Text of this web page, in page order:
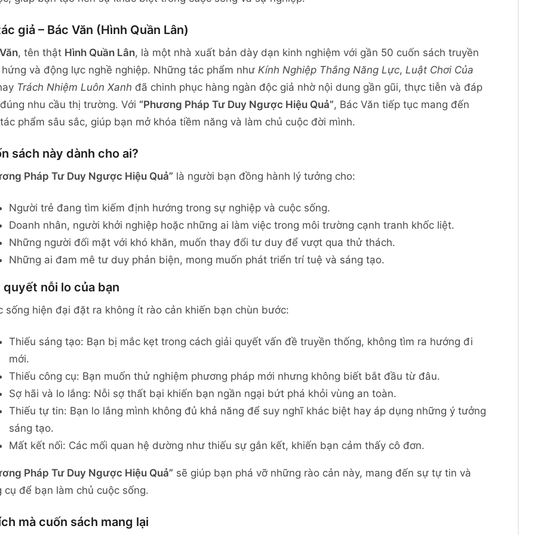
giả – Bác Văn (Hình Quần Lân)
, tên thật Hình Quần Lân, là một nhà xuất bản dày dạn kinh nghiệm với gần 50 cuốn sách truyền
và động lực nghề nghiệp. Những tác phẩm như Kính Nghiệp Thắng Năng Lực, Luật Chơi Của
Trách Nhiệm Luôn Xanh đã chinh phục hàng ngàn độc giả nhờ nội dung gần gũi, thực tiễn và đáp
nhu cầu thị trường. Với “Phương Pháp Tư Duy Ngược Hiệu Quả”, Bác Văn tiếp tục mang đến
phẩm sâu sắc, giúp bạn mở khóa tiềm năng và làm chủ cuộc đời mình.
sách này dành cho ai?
Pháp Tư Duy Ngược Hiệu Quả” là người bạn đồng hành lý tưởng cho:
Người trẻ đang tìm kiếm định hướng trong sự nghiệp và cuộc sống.
Doanh nhân, người khởi nghiệp hoặc những ai làm việc trong môi trường cạnh tranh khốc liệt.
Những người đối mặt với khó khăn, muốn thay đổi tư duy để vượt qua thử thách.
Những ai đam mê tư duy phản biện, mong muốn phát triển trí tuệ và sáng tạo.
quyết nỗi lo của bạn
sống hiện đại đặt ra không ít rào cản khiến bạn chùn bước:
Thiếu sáng tạo: Bạn bị mắc kẹt trong cách giải quyết vấn đề truyền thống, không tìm ra hướng đi
mới.
Thiếu công cụ: Bạn muốn thử nghiệm phương pháp mới nhưng không biết bắt đầu từ đâu.
Sợ hãi và lo lắng: Nỗi sợ thất bại khiến bạn ngần ngại bứt phá khỏi vùng an toàn.
Thiếu tự tin: Bạn lo lắng mình không đủ khả năng để suy nghĩ khác biệt hay áp dụng những ý tưởng
sáng tạo.
Mất kết nối: Các mối quan hệ dường như thiếu sự gắn kết, khiến bạn cảm thấy cô đơn.
Pháp Tư Duy Ngược Hiệu Quả” sẽ giúp bạn phá vỡ những rào cản này, mang đến sự tự tin và
cụ để bạn làm chủ cuộc sống.
mà cuốn sách mang lại